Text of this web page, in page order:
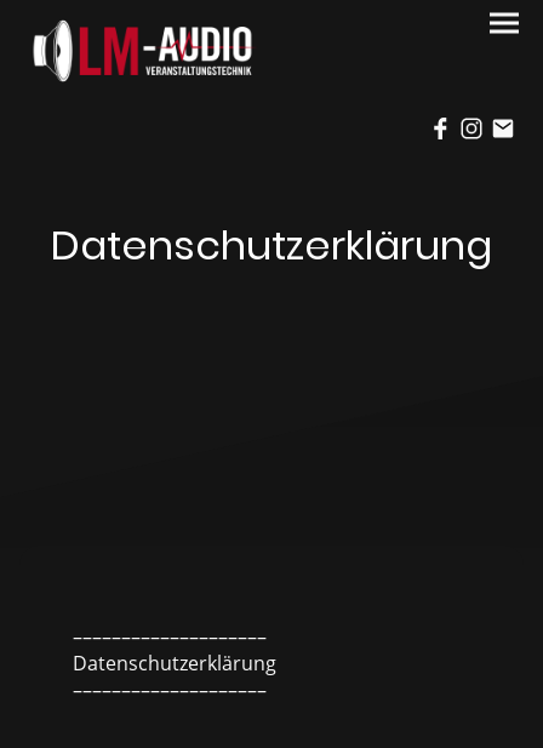
Datenschutzerklärung
––––––––––––––––––––
Datenschutzerklärung
––––––––––––––––––––